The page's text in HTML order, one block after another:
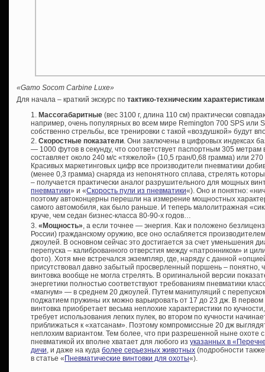
«Gamo Socom Carbine Luxe»
Для начала – краткий экскурс по тактико-техническим характеристикам
Массогабаритные (вес 3100 г, длина 110 см) практически
например, очень популярных во всем мире Remington 700 SPS или
собственно стрельбы, все тренировки с такой «воздушкой» будут
Скоростные показатели. Они заключены в цифровых индексах
— 1000 футов в секунду, что соответствует паспортным 305 метрам
составляет около 240 м/с «тяжелой» (10,5 гран/0,68 грамма) или
Красивых маркетинговых цифр все производители пневматики
(менее 0,3 грамма) снаряда из непонятного сплава, стрелять
– получается практически аналог разрушительного для мощных
пневматики» и «Скорость пули из пневматики«). Оно и понятно:
поэтому автоконцерны перешли на измерение мощностных
самого автомобиля, как было раньше. И теперь малолитражная
круче, чем седан бизнес-класса 80-90-х годов…
«Мощность» , а если точнее — энергия. Как и положено
России) гражданскому оружию, все оно ослабляется
джоулей. В основном сейчас это достигается за счет уменьшения
перепуска – калиброванного отверстия между «патронником» и
фото). Хотя мне встречался экземпляр, где, наряду с данной
присутствовал давно забытый просверленный поршень – понятно,
винтовка вообще не могла стрелять. В оригинальной версии
энергетики полностью соответствуют требованиям пневматики
«магнум» — в среднем 20 джоулей. Путем манипуляций с
поджатием пружины их можно варьировать от 17 до 23 дж. В первом
винтовка приобретает весьма неплохие характеристики по
требует использования легких пулек, во втором по кучности
приближаться к «хатсанам». Поэтому компромиссные 20 дж
неплохим вариантом. Тем более, что при разрешенной ныне охоте с
пневматикой их вполне хватает для любого из указанных в
дичи , и даже на куда более серьезных животных (подробности
в статье «Пневматические винтовки для охоты«).